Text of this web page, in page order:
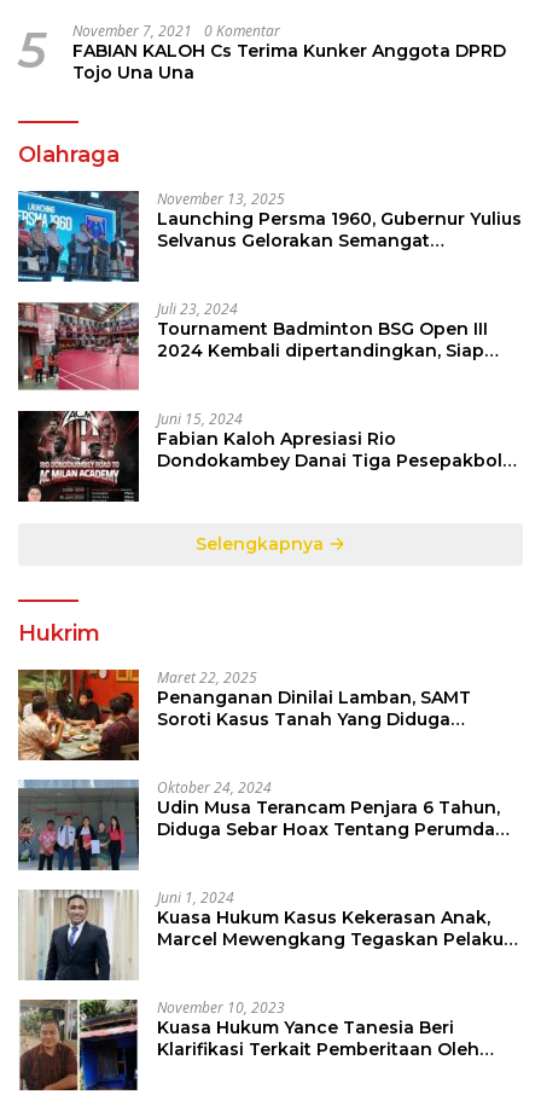
5 November 7, 2021 0 Komentar
FABIAN KALOH Cs Terima Kunker Anggota DPRD
Tojo Una Una
Olahraga
November 13, 2025
Launching Persma 1960, Gubernur Yulius
Selvanus Gelorakan Semangat
Juli 23, 2024
Tournament Badminton BSG Open III
2024 Kembali dipertandingkan, Siap
Juni 15, 2024
Fabian Kaloh Apresiasi Rio
Dondokambey Danai Tiga Pesepakbola
Selengkapnya
Hukrim
Maret 22, 2025
Penanganan Dinilai Lamban, SAMT
Soroti Kasus Tanah Yang Diduga
Oktober 24, 2024
Udin Musa Terancam Penjara 6 Tahun,
Diduga Sebar Hoax Tentang Perumda
Juni 1, 2024
Kuasa Hukum Kasus Kekerasan Anak,
Marcel Mewengkang Tegaskan Pelaku
November 10, 2023
Kuasa Hukum Yance Tanesia Beri
Klarifikasi Terkait Pemberitaan Oleh